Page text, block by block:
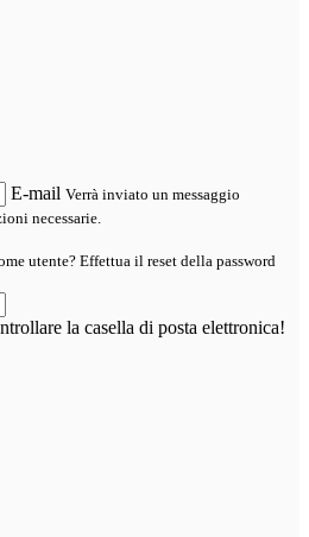
E-mail Verrà inviato un messaggio
necessarie.
utente? Effettua il reset della password
la casella di posta elettronica!